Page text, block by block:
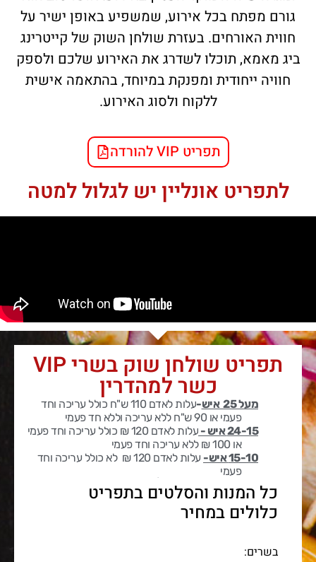
גורם מפתח בכל אירוע, שמשפיע באופן ישיר על
חווית האורחים. בעזרת שולחן השוק של קייטרינג
ביג מאמא, תוכלו לשדרג את האירוע שלכם ולספק
חוויה ייחודית ומפנקת במיוחד, בהתאמה אישית
ללקוח ולסוג האירוע.
תפריט VIP להורדה
לתפריט אונליין יש לגלול למטה​
תפריט שולחן שוק בשרי VIP
כשר למהדרין
מעל 25 איש -עלות לאדם 110 ש"ח כולל עריכה
וחד
פעמי או 90 ש"ח ללא עריכה וללא חד פעמי
24-15 איש -
עלות לאדם 120 ₪ כולל עריכה וחד פעמי
או 100 ₪ ללא עריכה וחד פעמי
15-10 איש-
עלות לאדם 120 ₪ לא כולל עריכה וחד
פעמי
כל המנות והסלטים בתפריט
כלולים במחיר​
בשרים: